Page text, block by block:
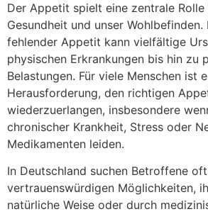
Der Appetit spielt eine zentrale Rolle
Gesundheit und unser
fehlender Appetit kann vielfältige
physischen Erkrankungen bis hin zu
Belastungen. Für viele Menschen ist
Herausforderung, den richtigen
wiederzuerlangen, insbesondere
chronischer Krankheit, Stress oder
Medikamenten leiden.
In Deutschland suchen Betroffene
vertrauenswürdigen Möglichkeiten,
natürliche Weise oder durch